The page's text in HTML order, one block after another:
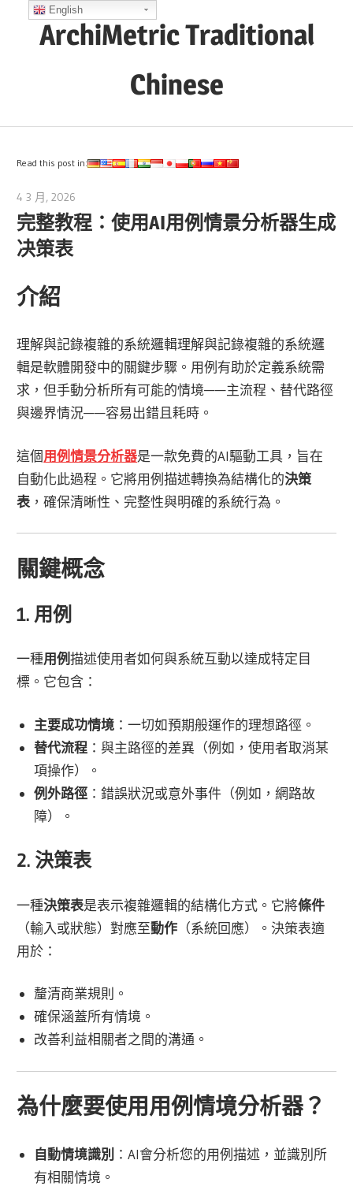
ArchiMetric Traditional
Chinese
Ops,
Agile
and
More
Read this post in:
4 3 月, 2026
完整教程：使用AI用例情景分析器生成
决策表
介紹
理解與記錄複雜的系統邏輯理解與記錄複雜的系統邏
輯是軟體開發中的關鍵步驟。用例有助於定義系統需
求，但手動分析所有可能的情境——主流程、替代路徑
與邊界情況——容易出錯且耗時。
這個用例情景分析器是一款免費的AI驅動工具，旨在
自動化此過程。它將用例描述轉換為結構化的決策
表 ，確保清晰性、完整性與明確的系統行為。
關鍵概念
1. 用例
一種用例描述使用者如何與系統互動以達成特定目
標。它包含：
主要成功情境：一切如預期般運作的理想路徑。
替代流程：與主路徑的差異（例如，使用者取消某
項操作）。
例外路徑：錯誤狀況或意外事件（例如，網路故
障）。
2. 決策表
一種決策表是表示複雜邏輯的結構化方式。它將條件
（輸入或狀態）對應至動作 （系統回應）。決策表適
用於：
釐清商業規則。
確保涵蓋所有情境。
改善利益相關者之間的溝通。
為什麼要使用用例情境分析器？
自動情境識別 ：AI會分析您的用例描述，並識別所
有相關情境。
English